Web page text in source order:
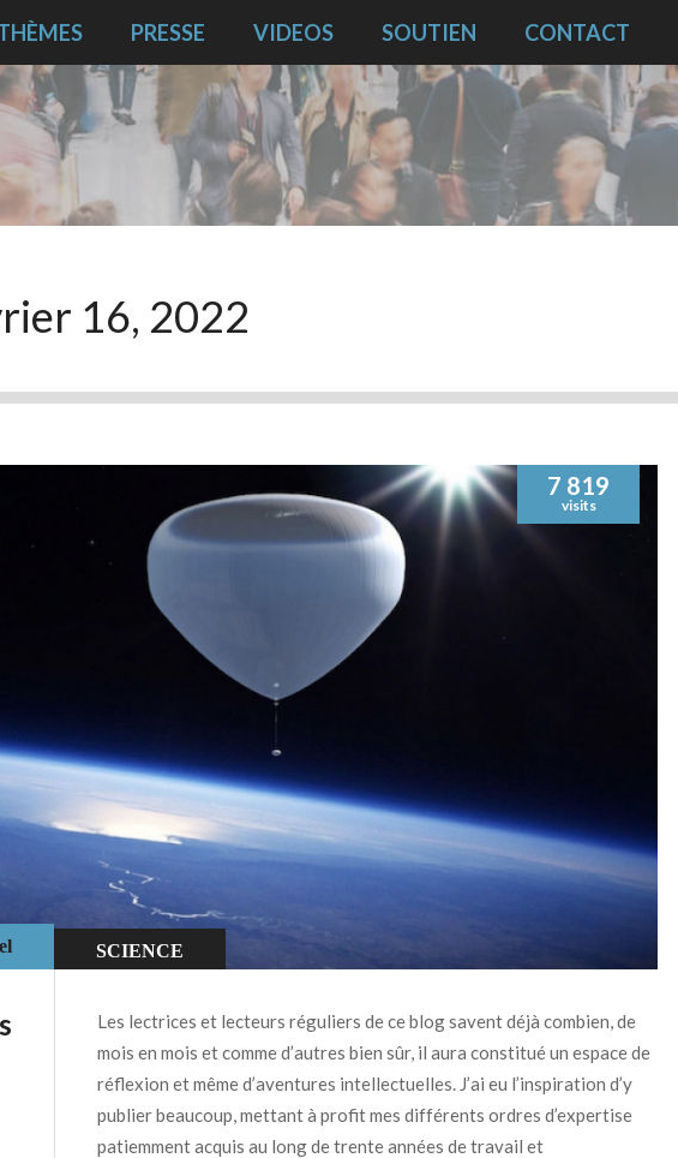
PRESSE VIDEOS SOUTIEN CONTACT
16, 2022
7 819
visits
SCIENCE
Les lectrices et lecteurs réguliers de ce blog savent déjà combien, de
mois en mois et comme d’autres bien sûr, il aura constitué un espace de
réflexion et même d’aventures intellectuelles. J’ai eu l’inspiration d’y
publier beaucoup, mettant à profit mes différents ordres d’expertise
patiemment acquis au long de trente années de travail et